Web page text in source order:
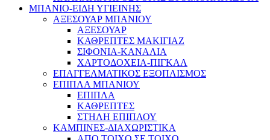
ΜΠΑΝΙΟ-ΕΙΔΗ ΥΓΙΕΙΝΗΣ
ΑΞΕΣΟΥΑΡ ΜΠΑΝΙΟΥ
ΑΞΕΣΟΥΑΡ
ΚΑΘΡΕΠΤΕΣ ΜΑΚΙΓΙΑΖ
ΣΙΦΟΝΙΑ-ΚΑΝΑΛΙΑ
ΧΑΡΤΟΔΟΧΕΙΑ-ΠΙΓΚΑΛ
ΕΠΑΓΓΕΛΜΑΤΙΚΟΣ ΕΞΟΠΛΙΣΜΟΣ
ΕΠΙΠΛΑ ΜΠΑΝΙΟΥ
ΕΠΙΠΛΑ
ΚΑΘΡΕΠΤΕΣ
ΣΤΗΛΗ ΕΠΙΠΛΟΥ
ΚΑΜΠΙΝΕΣ-ΔΙΑΧΩΡΙΣΤΙΚΑ